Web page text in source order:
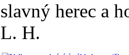
slavný herec a
L. H.